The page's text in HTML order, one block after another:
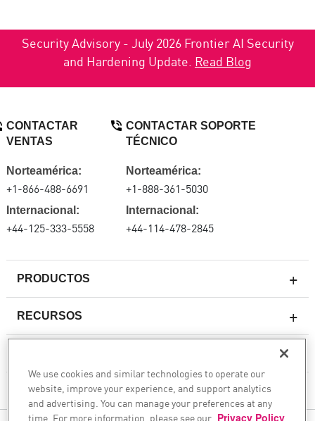
Security Advisory - July 2026 Frontier AI Security
and Hardening Update. Read Blog
PRODUCTOS
Firewall de última generación
Seguridad de Red en la Nube
WAF
RECURSOS
LA EMPRESA
CONTACTAR
VENTAS
Norteamérica:
+1-866-488-6691
Internacional:
+44-125-333-5558
CONTACTAR SOPORTE
TÉCNICO
Norteamérica:
+1-888-361-5030
Internacional:
+44-114-478-2845
We use cookies and similar technologies to operate our
website, improve your experience, and support analytics
and advertising. You can manage your preferences at any
time. For more information, please see our Privacy Policy